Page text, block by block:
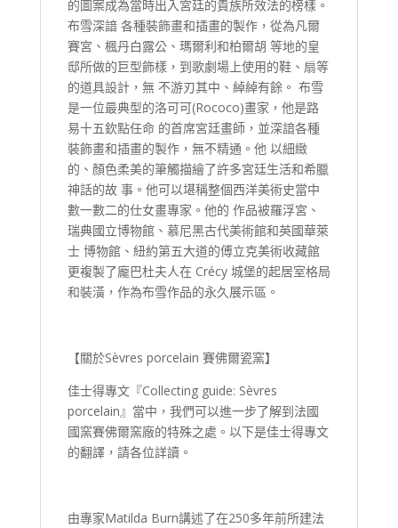
的圖案成為當時出入宮廷的貴族所效法的榜樣。
布雪深諳 各種裝飾畫和插畫的製作，從為凡爾
賽宮、楓丹白露公、瑪爾利和柏爾胡 等地的皇
邸所做的巨型飾樣，到歌劇場上使用的鞋、扇等
的道具設計，無 不游刃其中、綽綽有餘。 布雪
是一位最典型的洛可可(Rococo)畫家，他是路
易十五欽點任命 的首席宮廷畫師，並深諳各種
裝飾畫和插畫的製作，無不精通。他 以細緻
的、顏色柔美的筆觸描繪了許多宮廷生活和希臘
神話的故 事。他可以堪稱整個西洋美術史當中
數一數二的仕女畫專家。他的 作品被羅浮宮、
瑞典國立博物館、慕尼黑古代美術館和英國華萊
士 博物館、紐約第五大道的傅立克美術收藏館
更複製了龐巴杜夫人在 Crécy 城堡的起居室格局
和裝潢，作為布雪作品的永久展示區。
【關於Sèvres porcelain 賽佛爾瓷窯】
佳士得專文『Collecting guide: Sèvres
porcelain』當中，我們可以進一步了解到法國
國窯賽佛爾窯廠的特殊之處。以下是佳士得專文
的翻譯，請各位詳讀。
由專家Matilda Burn講述了在250多年前所建法